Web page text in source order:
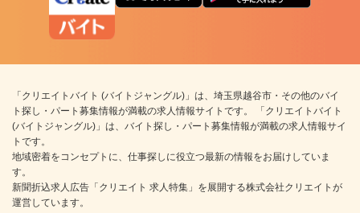
「クリエイトバイト (バイトジャングル)」は、埼玉県越谷市・その他のバイ
ト探し・パート募集情報が満載の求人情報サイトです。 「クリエイトバイト
(バイトジャングル)」は、バイト探し・パート募集情報が満載の求人情報サイ
トです。
地域密着をコンセプトに、仕事探しに役立つ最新の情報をお届けしていま
す。
新聞折込求人広告「クリエイト 求人特集」を展開する株式会社クリエイトが
運営しています。